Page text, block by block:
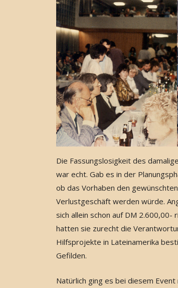
Die Fassungslosigkeit des
war echt. Gab es in der
ob das Vorhaben den
Verlustgeschäft werden würde.
sich allein schon auf DM
hatten sie zurecht die
Hilfsprojekte in Lateinamerika
Gefilden.
Natürlich ging es bei diesem